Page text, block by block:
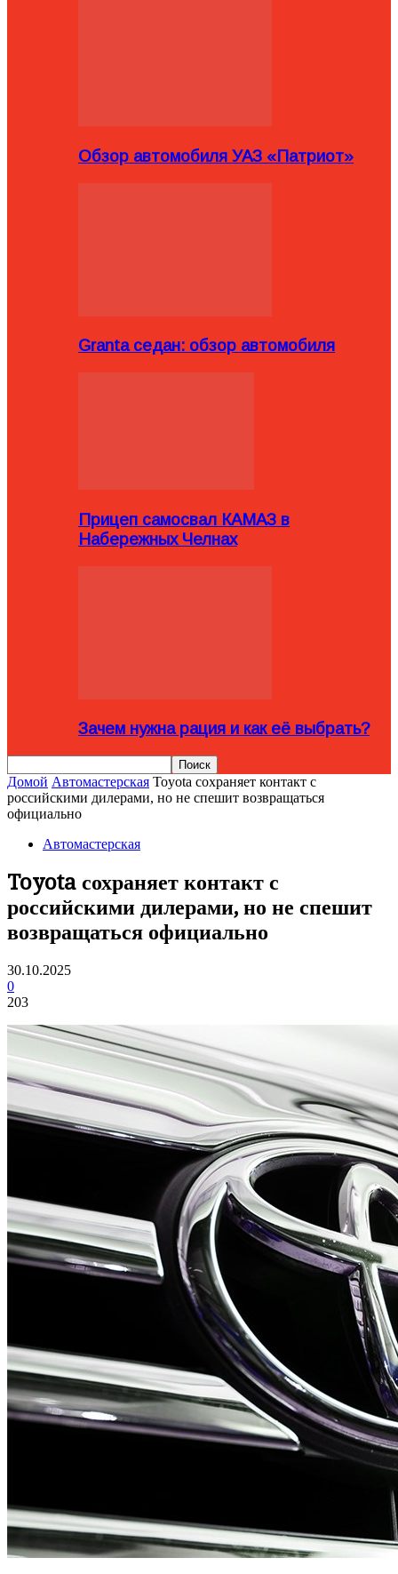
Обзор автомобиля УАЗ «Патриот»
Granta седан: обзор автомобиля
Прицеп самосвал КАМАЗ в
Набережных Челнах
Зачем нужна рация и как её выбрать?
Домой Автомастерская Toyota сохраняет контакт с
российскими дилерами, но не спешит возвращаться
официально
Автомастерская
Toyota сохраняет контакт с
российскими дилерами, но не спешит
возвращаться официально
30.10.2025
0
203